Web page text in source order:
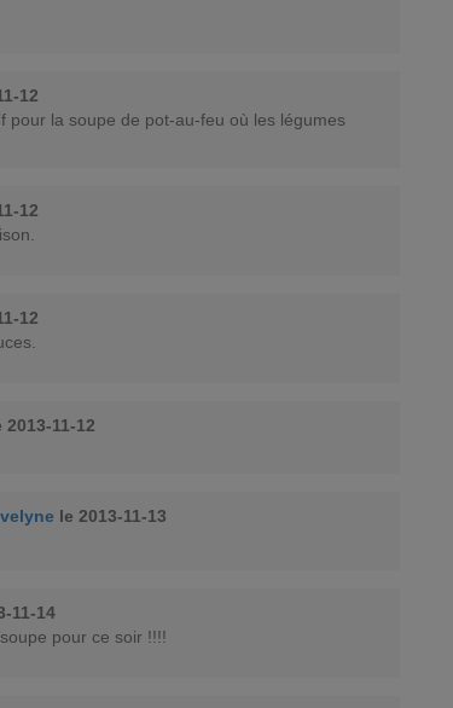
12
pour la soupe de pot-au-feu où les légumes
12
12
2013-11-12
le 2013-11-13
11-14
pour ce soir !!!!